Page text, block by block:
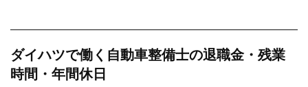
ダイハツで働く自動車整備士の退職金・残業
時間・年間休日